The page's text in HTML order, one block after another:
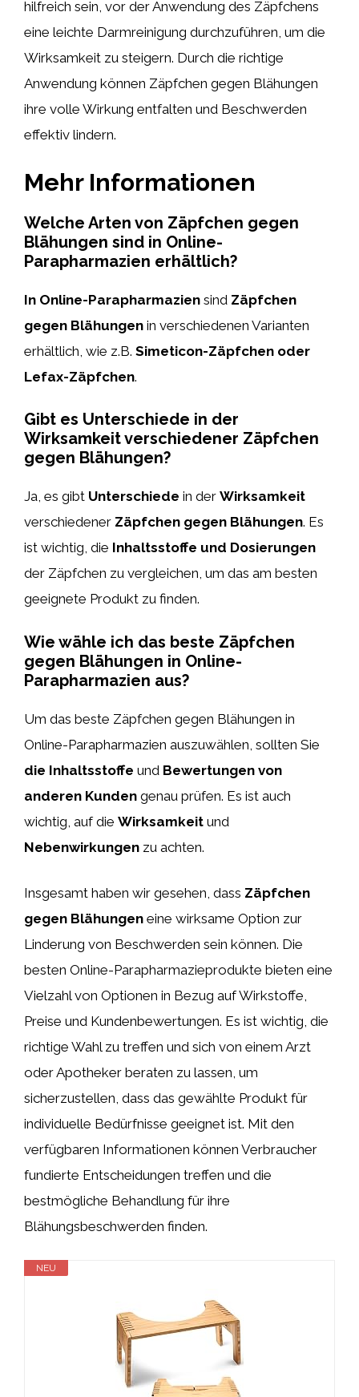
hilfreich sein, vor der Anwendung des Zäpfchens
eine leichte Darmreinigung durchzuführen, um die
Wirksamkeit zu steigern. Durch die richtige
Anwendung können Zäpfchen gegen Blähungen
ihre volle Wirkung entfalten und Beschwerden
effektiv lindern.
Mehr Informationen
Welche Arten von Zäpfchen gegen
Blähungen sind in Online-
Parapharmazien erhältlich?
In Online-Parapharmazien sind Zäpfchen
gegen Blähungen in verschiedenen Varianten
erhältlich, wie z.B. Simeticon-Zäpfchen oder
Lefax-Zäpfchen.
Gibt es Unterschiede in der
Wirksamkeit verschiedener Zäpfchen
gegen Blähungen?
Ja, es gibt Unterschiede in der Wirksamkeit
verschiedener Zäpfchen gegen Blähungen. Es
ist wichtig, die Inhaltsstoffe und Dosierungen
der Zäpfchen zu vergleichen, um das am besten
geeignete Produkt zu finden.
Wie wähle ich das beste Zäpfchen
gegen Blähungen in Online-
Parapharmazien aus?
Um das beste Zäpfchen gegen Blähungen in
Online-Parapharmazien auszuwählen, sollten Sie
die Inhaltsstoffe und Bewertungen von
anderen Kunden genau prüfen. Es ist auch
wichtig, auf die Wirksamkeit und
Nebenwirkungen zu achten.
Insgesamt haben wir gesehen, dass Zäpfchen
gegen Blähungen eine wirksame Option zur
Linderung von Beschwerden sein können. Die
besten Online-Parapharmazieprodukte bieten eine
Vielzahl von Optionen in Bezug auf Wirkstoffe,
Preise und Kundenbewertungen. Es ist wichtig, die
richtige Wahl zu treffen und sich von einem Arzt
oder Apotheker beraten zu lassen, um
sicherzustellen, dass das gewählte Produkt für
individuelle Bedürfnisse geeignet ist. Mit den
verfügbaren Informationen können Verbraucher
fundierte Entscheidungen treffen und die
bestmögliche Behandlung für ihre
Blähungsbeschwerden finden.
NEU